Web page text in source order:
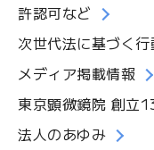
許認可など
次世代法に基づく
メディア掲載情報
東京顕微鏡院 創立
法人のあゆみ